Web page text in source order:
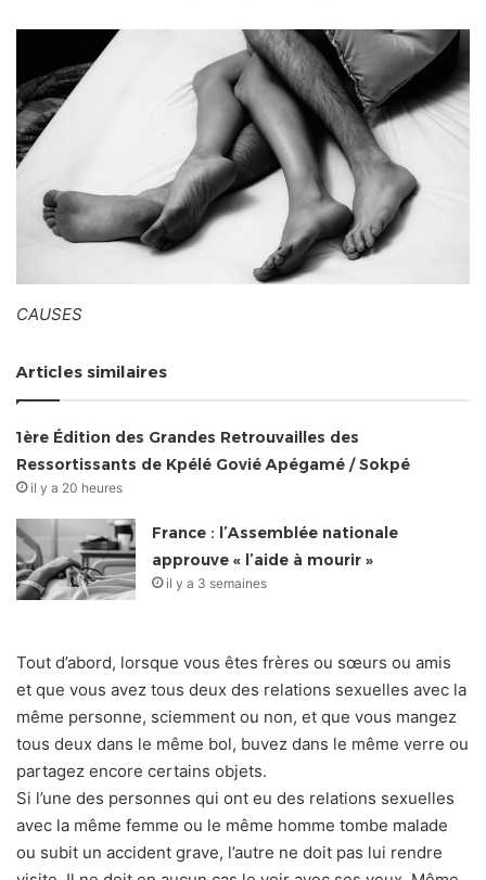
CAUSES
Articles similaires
1ère Édition des Grandes Retrouvailles des
Ressortissants de Kpélé Govié Apégamé / Sokpé
il y a 20 heures
France : l’Assemblée nationale
approuve « l’aide à mourir »
il y a 3 semaines
Tout d’abord, lorsque vous êtes frères ou sœurs ou amis
et que vous avez tous deux des relations sexuelles avec la
même personne, sciemment ou non, et que vous mangez
tous deux dans le même bol, buvez dans le même verre ou
partagez encore certains objets.
Si l’une des personnes qui ont eu des relations sexuelles
avec la même femme ou le même homme tombe malade
ou subit un accident grave, l’autre ne doit pas lui rendre